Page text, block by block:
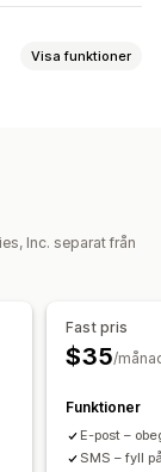
Visa funktioner
och regler
Inc. separat från
Fast pris
$35/
Funktioner
E-post –
SMS – fyll